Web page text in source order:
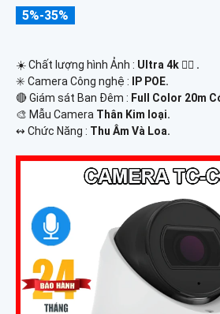
5%-35%
☀️ Chất lượng hình Ảnh : Ultra 4k 👍🏾 .
✳️ Camera Công nghệ :
IP POE.
🔴 Giám sát Ban Đêm : Full Color 20m
🎨 Mẫu Camera Thân Kim loại.
️↭ Chức Năng : Thu Âm Và Loa.